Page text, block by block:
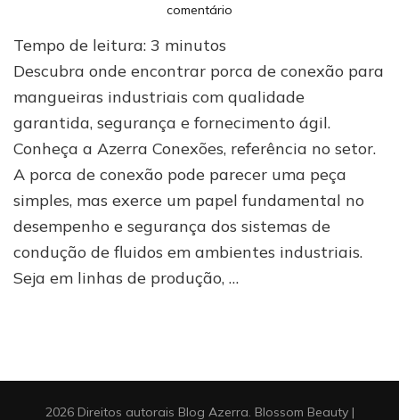
comentário
conexão
mangueiras
industriais:
veja
onde
comprar
com
e
segurança
Tempo de leitura: 3 minutos
Descubra onde encontrar porca de conexão para
mangueiras industriais com qualidade
garantida, segurança e fornecimento ágil.
Conheça a Azerra Conexões, referência no setor.
A porca de conexão pode parecer uma peça
simples, mas exerce um papel fundamental no
desempenho e segurança dos sistemas de
condução de fluidos em ambientes industriais.
Seja em linhas de produção, …
2026 Direitos autorais Blog Azerra Blossom Beauty |